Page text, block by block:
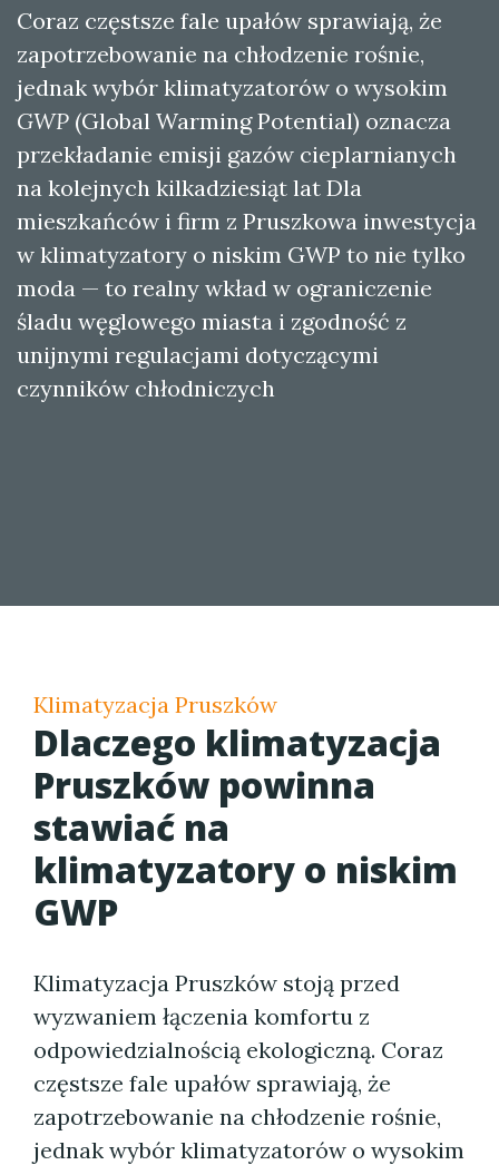
Coraz częstsze fale upałów sprawiają, że
zapotrzebowanie na chłodzenie rośnie,
jednak wybór klimatyzatorów o wysokim
GWP (Global Warming Potential) oznacza
przekładanie emisji gazów cieplarnianych
na kolejnych kilkadziesiąt lat Dla
mieszkańców i firm z Pruszkowa inwestycja
w klimatyzatory o niskim GWP to nie tylko
moda — to realny wkład w ograniczenie
śladu węglowego miasta i zgodność z
unijnymi regulacjami dotyczącymi
czynników chłodniczych
Klimatyzacja Pruszków
Dlaczego klimatyzacja
Pruszków powinna
stawiać na
klimatyzatory o niskim
GWP
Klimatyzacja Pruszków stoją przed
wyzwaniem łączenia komfortu z
odpowiedzialnością ekologiczną. Coraz
częstsze fale upałów sprawiają, że
zapotrzebowanie na chłodzenie rośnie,
jednak wybór klimatyzatorów o wysokim